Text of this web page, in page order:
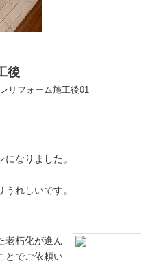
後
なりました。
れしいです。
老朽化が進ん
とでご依頼い